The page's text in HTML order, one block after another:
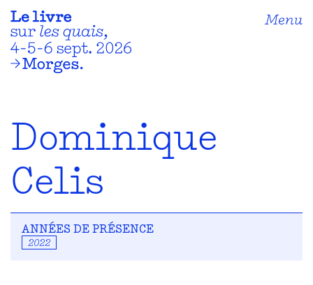
Menu
Dominique
Celis
ANNÉES DE PRÉSENCE
2022